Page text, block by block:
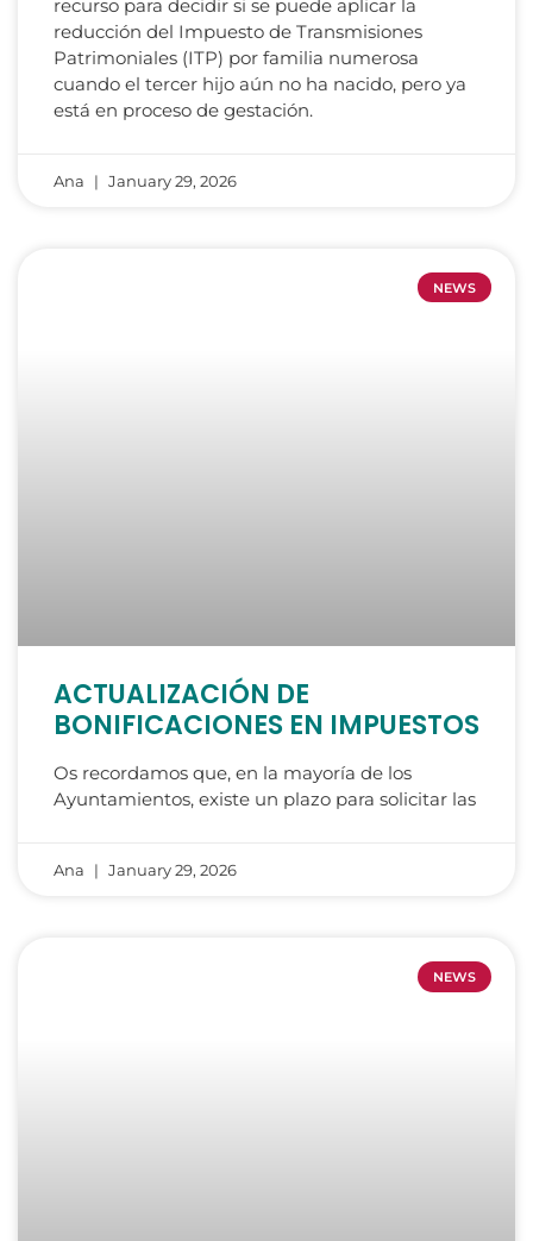
recurso para decidir si se puede aplicar la
reducción del Impuesto de Transmisiones
Patrimoniales (ITP) por familia numerosa
cuando el tercer hijo aún no ha nacido, pero ya
está en proceso de gestación.
Ana January 29, 2026
NEWS
ACTUALIZACIÓN DE
BONIFICACIONES EN IMPUESTOS
Os recordamos que, en la mayoría de los
Ayuntamientos, existe un plazo para solicitar las
Ana January 29, 2026
NEWS